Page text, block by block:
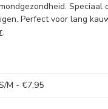
Perfect voor lang
.